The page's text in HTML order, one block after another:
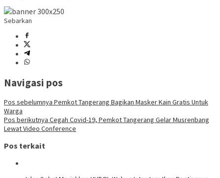
Sebarkan
Navigasi pos
Pos sebelumnya Pemkot Tangerang Bagikan Masker Kain Gratis Untuk
Warga
Pos berikutnya Cegah Covid-19, Pemkot Tangerang Gelar Musrenbang
Lewat Video Conference
Pos terkait